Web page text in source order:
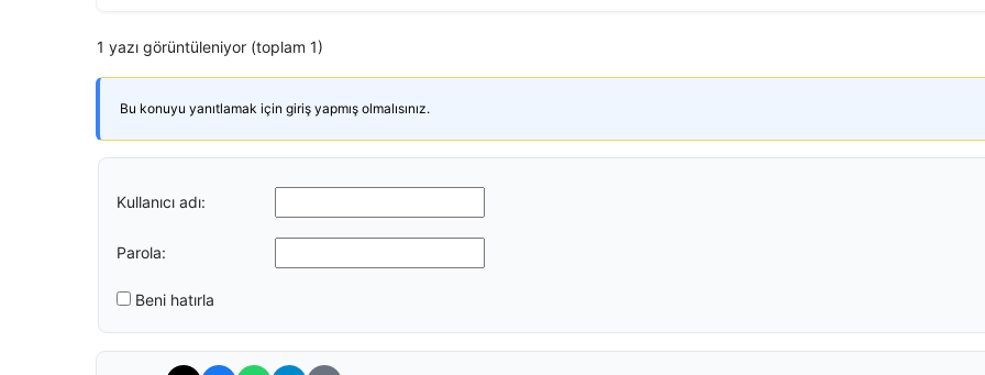
1 yazı görüntüleniyor (toplam 1)
Bu konuyu yanıtlamak için giriş yapmış olmalısınız.
Kullanıcı adı:
Parola:
Beni hatırla